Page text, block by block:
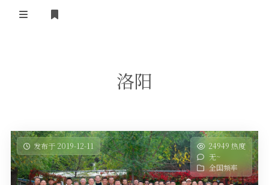
关于黄河
黄河使命
政策法规
活动竞赛
无线电资料
BA4II
器材专区
洛阳
发布于 2019-12-11
24949 热度
无~
全国频率